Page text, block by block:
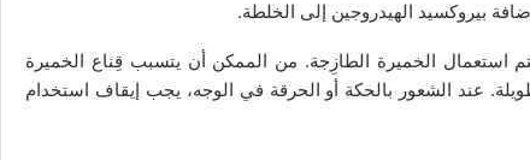
بيروكسيد الهيدروجين إلى الخلطة.
استعمال الخميرة الطازِجة. من الممكن أن يتسبب قِناع الخميرة
عند الشعور بالحكة أو الحرقة في الوجه، يجب إيقاف استخدام